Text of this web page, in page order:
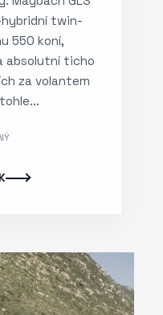
twin-
550 koní,
absolutní ticho
za volantem